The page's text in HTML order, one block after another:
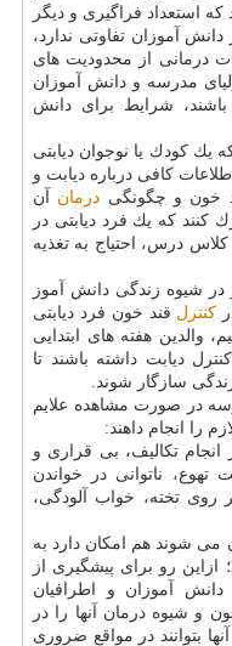
استعداد فراگیری و دیگر
دانش آموزان تفاوتی ندارد،
درمانی از محدودیت های
مدرسه و دانش آموزان
شرایط برای دانش
یك كودك یا نوجوان دیابتی
كافی درباره دیابت و
خون و چگونگی درمان آن
كنند كه یك فرد دیابتی در
درس، احتیاج به تغذیه
در شیوه زندگی دانش آموز
كنترل قند خون فرد دیابتی
والدین هفته های ابتدایی
دیابت داشته باشند تا
زندگی سازگار شوند.
در صورت مشاهده علایم
را انجام داهند:
تكالیف، بی قراری و
ناتوانی در خواندن
تخته، خواب آلودگی،
می شوند هم امكان دارد به
رو برای پیشگیری از
آموزان و اطرافیان
و شیوه درمان آنها را در
بتوانند در مواقع ضروری